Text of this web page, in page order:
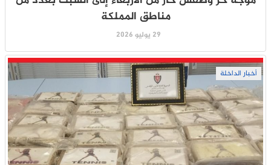
مناطق المملكة
29 يوليو 2026
أخبار الداخلة